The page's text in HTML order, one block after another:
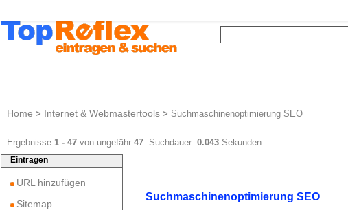
Home > Internet & Webmastertools > Suchmaschinenoptimierung SEO
Ergebnisse 1 - 47 von ungefähr 47 . Suchdauer: 0.043 Sekunden.
Suchmaschinenoptimierung SEO
Eintragen
URL hinzufügen
Sitemap